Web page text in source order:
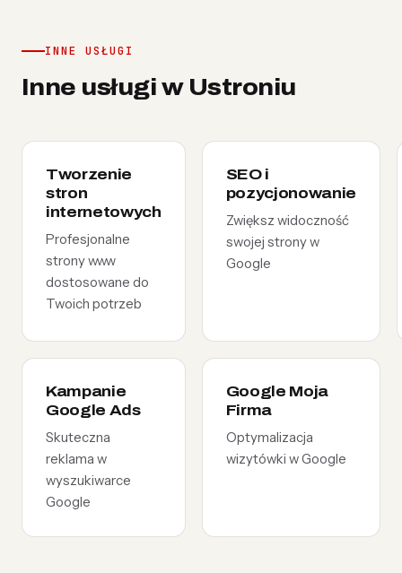
INNE USŁUGI
Inne usługi w Ustroniu
Tworzenie
stron
internetowych
Profesjonalne
strony www
dostosowane do
Twoich potrzeb
SEO i
pozycjonowanie
Zwiększ widoczność
swojej strony w
Google
Kampanie
Google Ads
Skuteczna
reklama w
wyszukiwarce
Google
Google Moja
Firma
Optymalizacja
wizytówki w Google